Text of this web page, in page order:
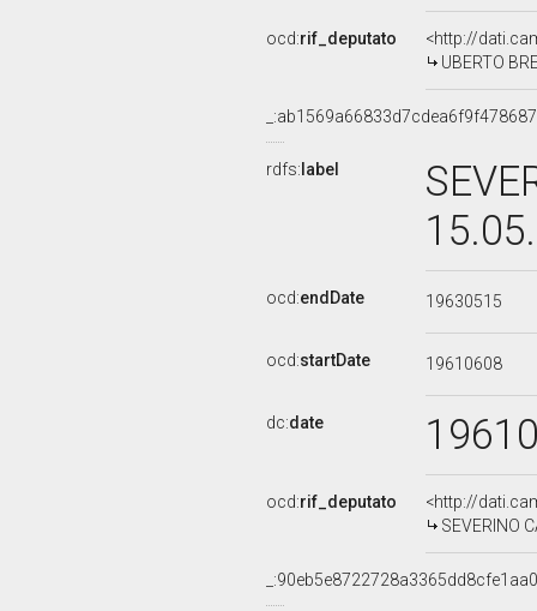
ocd:rif_deputato
<http://
UBERTO
rdfs: label
ocd:endDate 19630515
ocd:startDate 19610608
dc:date
ocd:rif_deputato
<http://
SEVERINO